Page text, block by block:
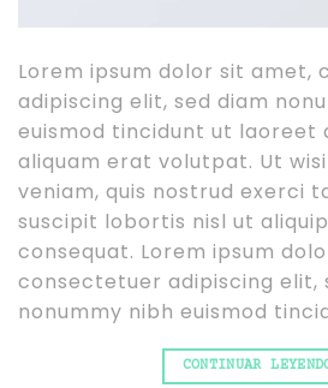
Lorem ipsum dolor sit amet,
adipiscing elit, sed diam
euismod tincidunt ut laoreet
aliquam erat volutpat. Ut
veniam, quis nostrud exerci
suscipit lobortis nisl ut
consequat. Lorem ipsum
consectetuer adipiscing elit,
nonummy nibh euismod
CONTINUAR